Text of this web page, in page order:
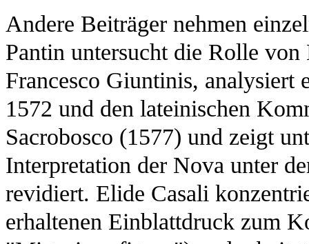
Andere Beiträger nehmen
Pantin untersucht die Rolle
Francesco Giuntinis, analysiert
1572 und den lateinischen
Sacrobosco (1577) und zeigt
Interpretation der Nova unter
revidiert. Elide Casali
erhaltenen Einblattdruck zum